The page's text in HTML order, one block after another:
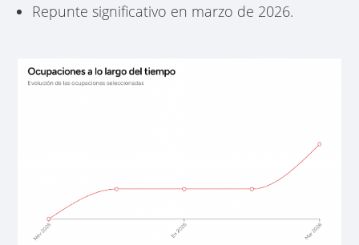
Repunte significativo en marzo de 2026.